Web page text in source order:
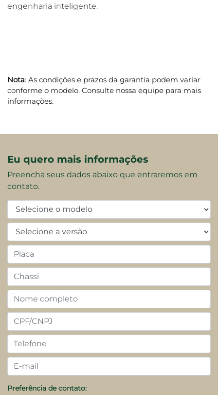
engenharia inteligente.
Nota: As condições e prazos da garantia podem variar
conforme o modelo. Consulte nossa equipe para mais
informações.
Eu quero mais informações
Preencha seus dados abaixo que entraremos em
contato.
Preferência de contato: